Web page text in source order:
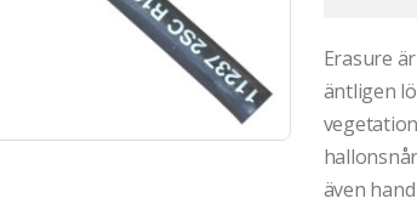
Erasure
äntligen
även